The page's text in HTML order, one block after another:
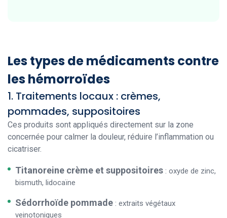
Les types de médicaments contre
les hémorroïdes
1. Traitements locaux : crèmes,
pommades, suppositoires
Ces produits sont appliqués directement sur la zone
concernée pour calmer la douleur, réduire l’inflammation ou
cicatriser.
Titanoreine crème et suppositoires : oxyde de zinc,
bismuth, lidocaïne
Sédorrhoïde pommade : extraits végétaux
veinotoniques